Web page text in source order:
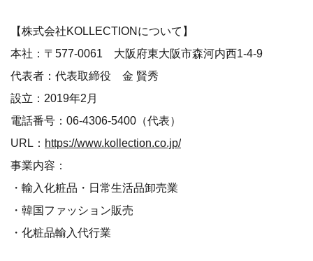
【株式会社KOLLECTIONについて】
本社：〒577-0061 大阪府東大阪市森河内西1-4-9
代表者：代表取締役 金 賢秀
設立：2019年2月
電話番号：06-4306-5400（代表）
URL： https://www.kollection.co.jp/
事業内容：
・輸入化粧品・日常生活品卸売業
・韓国ファッション販売
・化粧品輸入代行業